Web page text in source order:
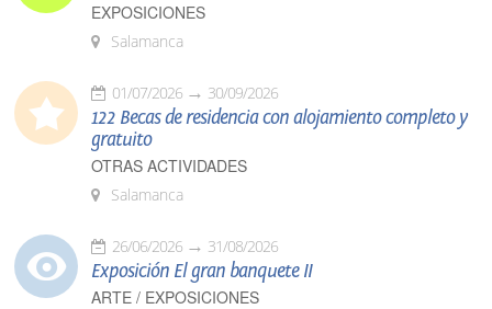
EXPOSICIONES
Salamanca
01/07/2026 30/09/2026
122 Becas de residencia con alojamiento completo y
gratuito
OTRAS ACTIVIDADES
Salamanca
26/06/2026 31/08/2026
Exposición El gran banquete II
ARTE / EXPOSICIONES